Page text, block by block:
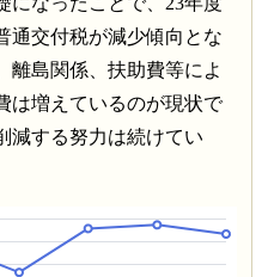
通交付税が減少傾向とな
離島関係、扶助費等によ
は増えているのが現状で
減する努力は続けてい